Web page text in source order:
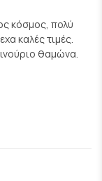
κόσμος, πολύ
καλές τιμές.
θαμώνα.